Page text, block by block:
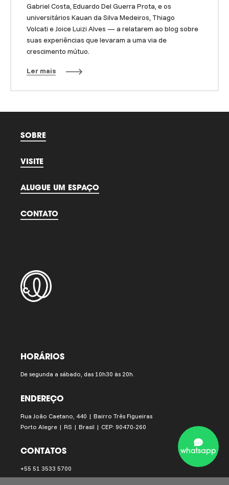
Gabriel Costa, Eduardo Del Guerra Prota, e os
universitários Kauan da Silva Medeiros, Thiago
Volcati e Joice Luizi Alves — a relatarem ao blog sobre
suas experiências que levaram a uma via de
crescimento mútuo.
Ler mais
SOBRE
VISITE
ALUGUE UM ESPAÇO
CONTATO
HORÁRIOS
De segunda a sábado, das 10h30 às 20h.
ENDEREÇO
Rua João Caetano, 440 | Bairro Três Figueiras
Porto Alegre | RS | Brasil | CEP: 90470-260
CONTATOS
+55 51 3533 5700
instituto.ling@institutoling.org.br
whatsapp